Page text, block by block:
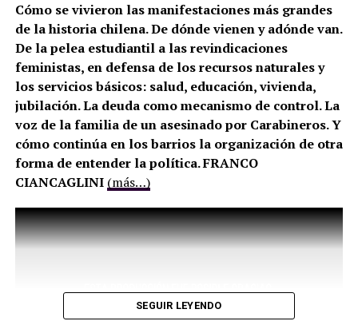
Cómo se vivieron las manifestaciones más grandes
de la historia chilena. De dónde vienen y adónde van.
De la pelea estudiantil a las revindicaciones
feministas, en defensa de los recursos naturales y
los servicios básicos: salud, educación, vivienda,
jubilación. La deuda como mecanismo de control. La
voz de la familia de un asesinado por Carabineros. Y
cómo continúa en los barrios la organización de otra
forma de entender la política. FRANCO
CIANCAGLINI (más…)
SEGUIR LEYENDO